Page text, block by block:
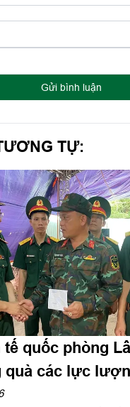
Gửi bình luận
TỰ:
quốc phòng
quà các lực
kiếm, quy tập